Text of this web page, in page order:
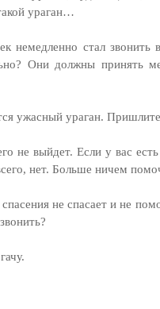
ураган…
немедленно стал звонить
Они должны принять
ужасный ураган.
не выйдет. Если у вас
нет. Больше ничем
не спасает и не